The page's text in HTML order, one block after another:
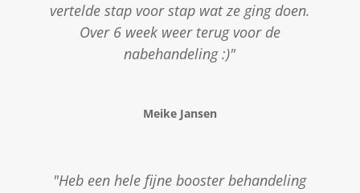
vertelde stap voor stap wat ze ging doen.
Over 6 week weer terug voor de
nabehandeling :)"
Meike Jansen
"Heb een hele fijne booster behandeling